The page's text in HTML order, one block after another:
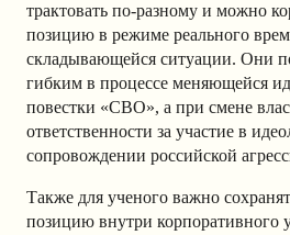
трактовать по-разному и можно
позицию в режиме реального
складывающейся ситуации. Они
гибким в процессе меняющейся
повестки «СВО», а при смене
ответственности за участие в
сопровождении российской
Также для ученого важно
позицию внутри корпоративного